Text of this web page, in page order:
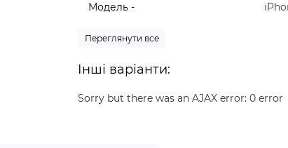
Модель -
Переглянути все
Інші варіанти:
Sorry but there was an AJAX error: 0 error